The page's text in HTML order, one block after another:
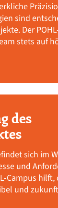
sind
Der
stets auf
des
sich im
und
Campus hilft,
und